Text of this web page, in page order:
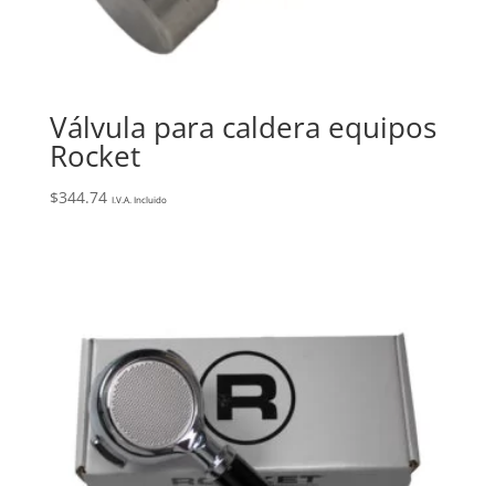
Válvula para caldera equipos
Rocket
$344.74 I.V.A. Incluido